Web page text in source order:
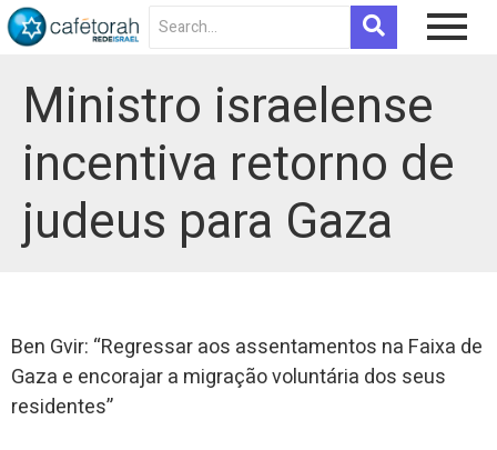
Ministro israelense
incentiva retorno de
judeus para Gaza
Ben Gvir: “Regressar aos assentamentos na Faixa de
Gaza e encorajar a migração voluntária dos seus
residentes”